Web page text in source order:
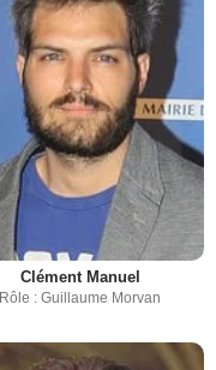
Clément Manuel
Rôle : Guillaume Morvan